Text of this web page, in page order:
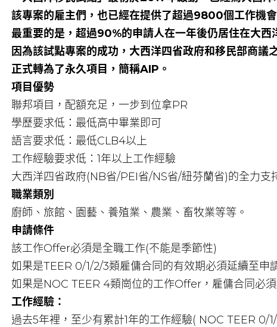
該專案的雇主們，也已經在提供了超過9800個工作機
最重要的是，超過90%的申請人在一年後仍居住在大
因為該試點專案的成功，大西洋四省政府和移民部商
正式轉為了永久項目，簡稱AIP。
項目優勢
聯邦項目，配額充足，一步到位拿PR
學歷要求低：最低高中畢業即可
語言要求低：最低CLB4以上
工作經驗要求低：1年以上工作經驗
大西洋四省政府(NB省/PEI省/NS省/紐芬蘭省)的全力支
職業類別
廚師、旅館、園藝、養殖業、農業、畜牧業等等。
申請條件
該工作Offer必須是全職工作(不能是季節性)
如果是TEER 0/1/2/3類雇傭合同的有效期必須延續至申
如果是NOC TEER 4類崗位的工作Offer，雇傭合同必
工作經驗：
過去5年裡，至少有累計1年的工作經驗( NOC TEER 0/